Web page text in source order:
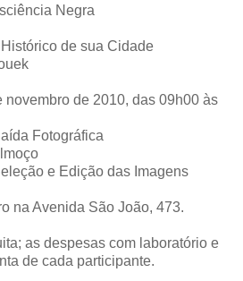
Negra
de sua Cidade
novembro de 2010, das 09h00 às
Fotográfica
e Edição das Imagens
na Avenida São João, 473.
as despesas com laboratório e
de cada participante.